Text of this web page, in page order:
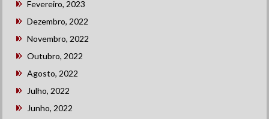
Fevereiro, 2023
Dezembro, 2022
Novembro, 2022
Outubro, 2022
Agosto, 2022
Julho, 2022
Junho, 2022